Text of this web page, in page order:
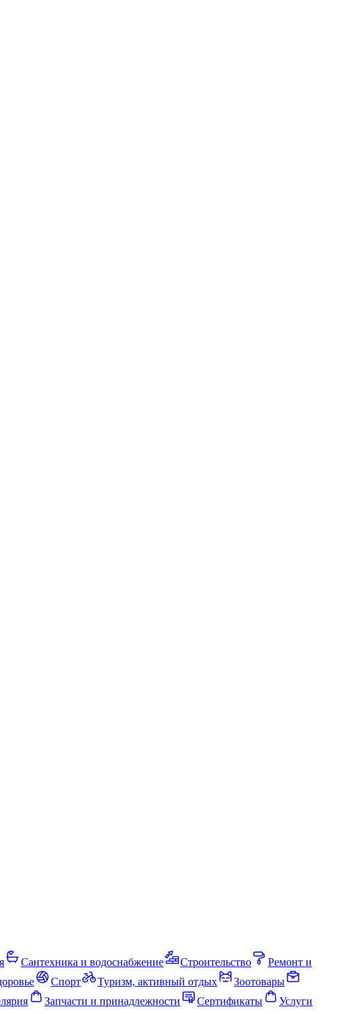
Сантехника и водоснабжение Строительство
Ремонт и
Спорт Туризм, активный отдых
Зоотовары
Запчасти и принадлежности Сертификаты
Услуги